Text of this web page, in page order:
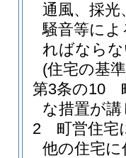
通風、採
騒音等に
ればなら
(住宅の基
第3条の10
な措置が
2
町営住宅
他の住宅